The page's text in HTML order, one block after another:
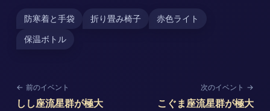
防寒着と手袋 折り畳み椅子
赤色ライト
保温ボトル
← 前のイベント
しし座流星群が極大
次のイベント →
こぐま座流星群が極大